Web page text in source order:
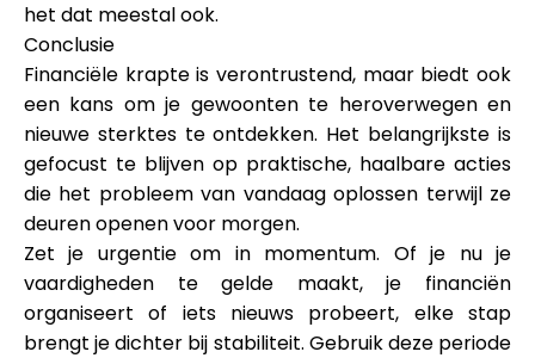
het dat meestal ook.
Conclusie
Financiële krapte is verontrustend, maar biedt ook
een kans om je gewoonten te heroverwegen en
nieuwe sterktes te ontdekken. Het belangrijkste is
gefocust te blijven op praktische, haalbare acties
die het probleem van vandaag oplossen terwijl ze
deuren openen voor morgen.
Zet je urgentie om in momentum. Of je nu je
vaardigheden te gelde maakt, je financiën
organiseert of iets nieuws probeert, elke stap
brengt je dichter bij stabiliteit. Gebruik deze periode